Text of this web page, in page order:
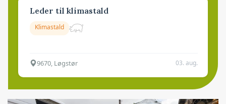
Leder til klimastald
Klimastald
9670, Løgstør 03. aug.